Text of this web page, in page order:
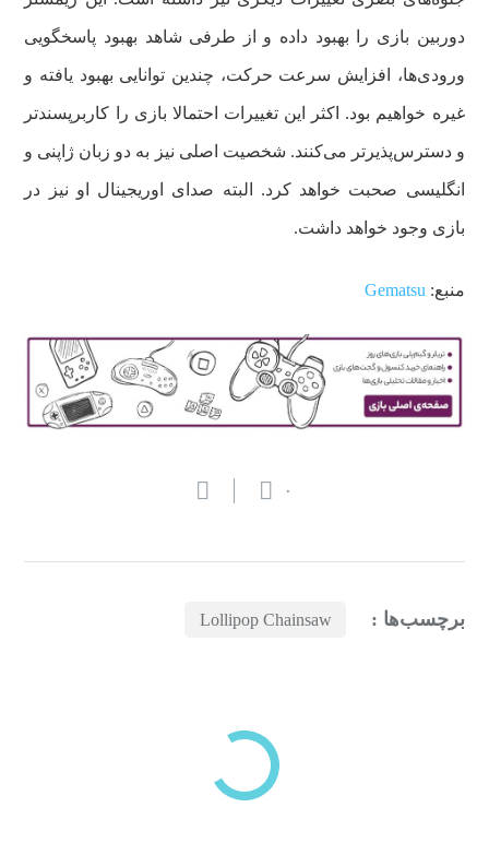
دوربین بازی را بهبود داده و از طرفی شاهد بهبود پاسخگویی
ورودی‌ها، افزایش سرعت حرکت، چندین توانایی بهبود یافته و
غیره خواهیم بود. اکثر این تغییرات احتمالا بازی را کاربرپسندتر
و دسترس‌پذیرتر می‌کنند. شخصیت اصلی نیز به دو زبان ژاپنی و
انگلیسی صحبت خواهد کرد. البته صدای اوریجینال او نیز در
بازی وجود خواهد داشت.
منبع: Gematsu
۰
برچسب‌ها : Lollipop Chainsaw
دسته‌بندی‌های منتخب برای شما